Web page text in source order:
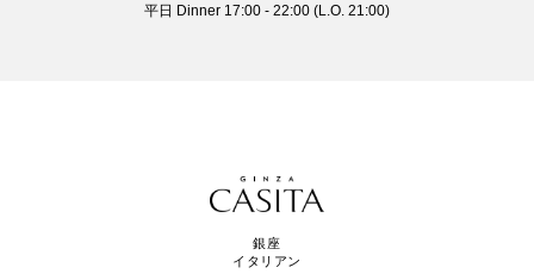
平日 Dinner 17:00 - 22:00 (L.O. 21:00)
銀座
イタリアン